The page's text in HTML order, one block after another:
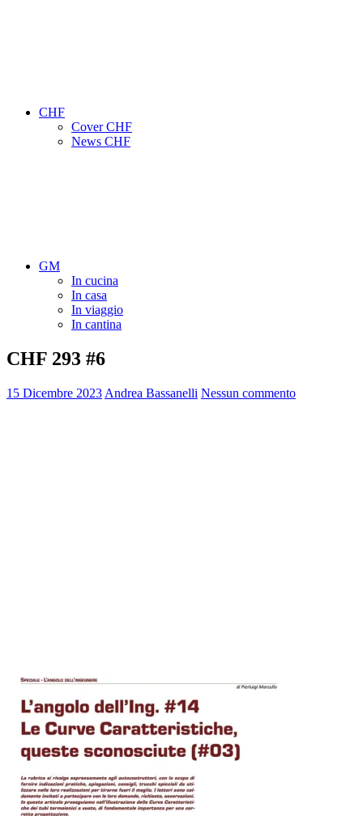
CHF
Cover CHF
News CHF
GM
In cucina
In casa
In viaggio
In cantina
CHF 293 #6
15 Dicembre 2023 Andrea Bassanelli Nessun commento